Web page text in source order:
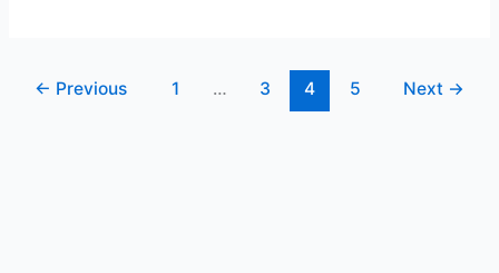
← Previous 1 … 3 4 5 Next →